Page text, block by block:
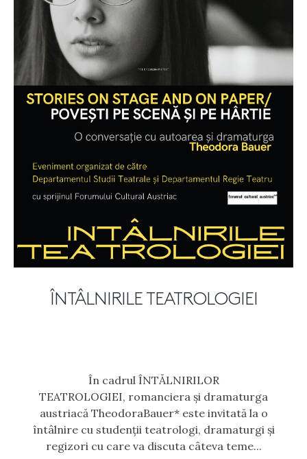
ÎNTÂLNIRILE TEATROLOGIEI
În cadrul ÎNTĂLNIRILOR
TEATROLOGIEI, romanciera și dramaturga
austriacă TheodoraBauer* este invitată la o
întâlnire cu studenții teatrologi, dramaturgi și
regizori cu care va discuta câteva teme...